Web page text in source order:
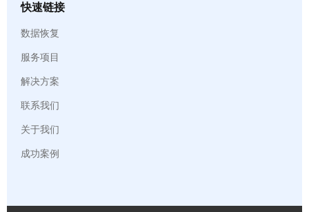
快速链接
数据恢复
服务项目
解决方案
联系我们
关于我们
成功案例